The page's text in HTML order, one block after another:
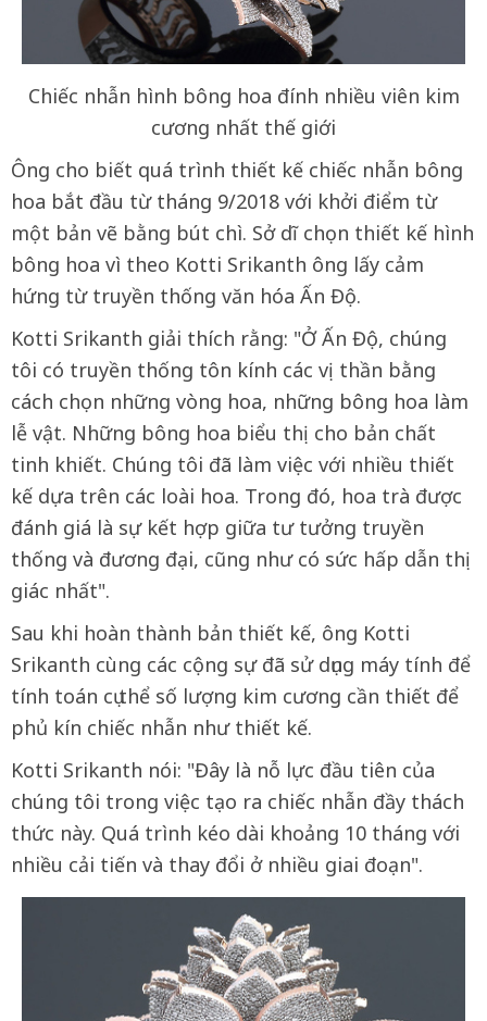
Chiếc nhẫn hình bông hoa đính nhiều viên kim
cương nhất thế giới
Ông cho biết quá trình thiết kế chiếc nhẫn bông
hoa bắt đầu từ tháng 9/2018 với khởi điểm từ
một bản vẽ bằng bút chì. Sở dĩ chọn thiết kế hình
bông hoa vì theo Kotti Srikanth ông lấy cảm
hứng từ truyền thống văn hóa Ấn Độ.
Kotti Srikanth giải thích rằng: "Ở Ấn Độ, chúng
tôi có truyền thống tôn kính các vị thần bằng
cách chọn những vòng hoa, những bông hoa làm
lễ vật. Những bông hoa biểu thị cho bản chất
tinh khiết. Chúng tôi đã làm việc với nhiều thiết
kế dựa trên các loài hoa. Trong đó, hoa trà được
đánh giá là sự kết hợp giữa tư tưởng truyền
thống và đương đại, cũng như có sức hấp dẫn thị
giác nhất".
Sau khi hoàn thành bản thiết kế, ông Kotti
Srikanth cùng các cộng sự đã sử dụng máy tính để
tính toán cụ thể số lượng kim cương cần thiết để
phủ kín chiếc nhẫn như thiết kế.
Kotti Srikanth nói: "Đây là nỗ lực đầu tiên của
chúng tôi trong việc tạo ra chiếc nhẫn đầy thách
thức này. Quá trình kéo dài khoảng 10 tháng với
nhiều cải tiến và thay đổi ở nhiều giai đoạn".